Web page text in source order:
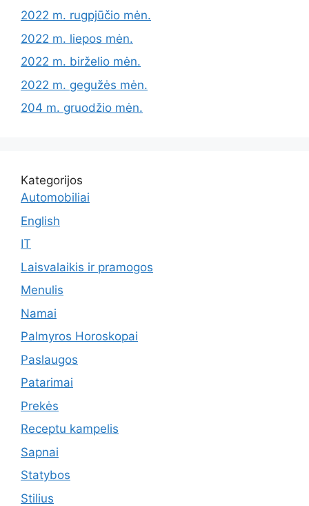
2022 m. rugpjūčio mėn.
2022 m. liepos mėn.
2022 m. birželio mėn.
2022 m. gegužės mėn.
204 m. gruodžio mėn.
Kategorijos
Automobiliai
English
IT
Laisvalaikis ir pramogos
Menulis
Namai
Palmyros Horoskopai
Paslaugos
Patarimai
Prekės
Receptu kampelis
Sapnai
Statybos
Stilius